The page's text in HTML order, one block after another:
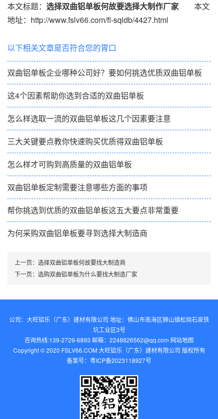
本文标题： 选择双曲铝单板何故要选择大制作厂家 本文
地址：http://www.fslv66.com/fl-sqldb/4427.html
以下相关文章是否符合您的胃口
双曲铝单板企业哪种公司好？要如何挑选优质双曲铝单板
这4个因素帮助你选到合适的双曲铝单板
怎么样选取一流的双曲铝单板这几个因素要注意
三大关键要点教你快速购买优质得双曲铝单板
怎么样才可购到高质量的双曲铝单板
双曲铝单板定制需要注意哪些方面的事项
帮你挑选到优质的双曲铝单板这五大要点非常重要
为何采购双曲铝单板要寻到选择大制造商
上一页： 选择双曲铝单板何故要找大制造商
下一页： 选购双曲铝单板为什么要找大制造厂家
公司：大旺铝乐（广东）建材有限公司 地址：佛山市南海区狮山镇松岗石泉铁
坑工业区3号
咨询热线:139-2729-6893 邮箱：2248826562@qq.com‬ 网站地图
Copyright © 2020 FSLV66.COM 大旺铝乐（广东）建材有限公司 版权所有
备案号： 粤ICP备2023118927号